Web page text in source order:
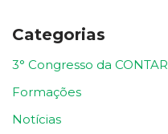
Categorias
3° Congresso da CONTAR
Formações
Notícias